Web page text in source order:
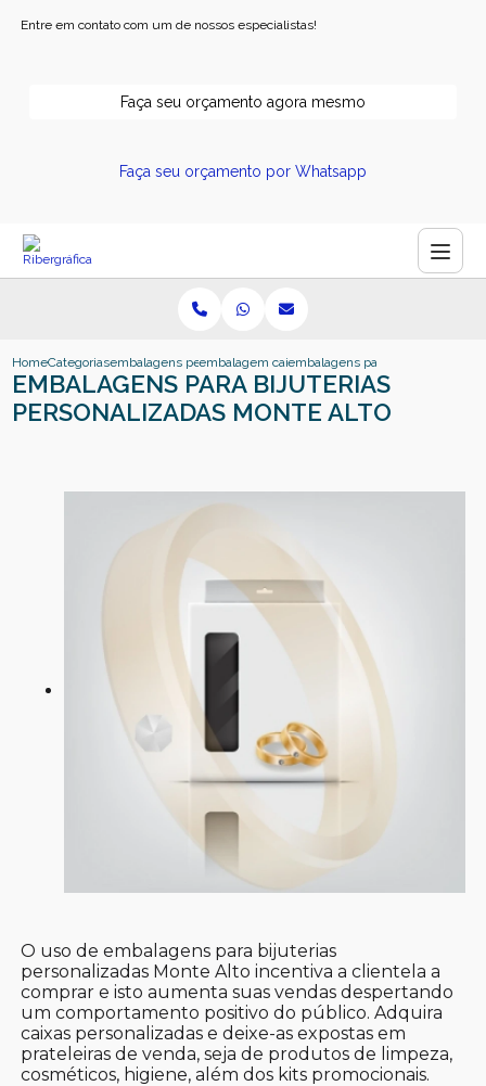
Entre em contato com um de nossos especialistas!
Faça seu orçamento agora mesmo
Faça seu orçamento por Whatsapp
HomeCategoriasembalagens personalizadasembalagem caixa personalizada
embalagens para bijuterias
EMBALAGENS PARA BIJUTERIAS
PERSONALIZADAS MONTE ALTO
O uso de embalagens para bijuterias
personalizadas Monte Alto incentiva a clientela a
comprar e isto aumenta suas vendas despertando
um comportamento positivo do público. Adquira
caixas personalizadas e deixe-as expostas em
prateleiras de venda, seja de produtos de limpeza,
cosméticos, higiene, além dos kits promocionais.